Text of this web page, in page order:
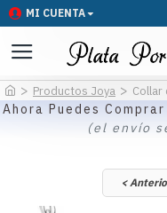
MI CUENTA
Productos Joya Collar
Ahora Puedes
(el envío
<